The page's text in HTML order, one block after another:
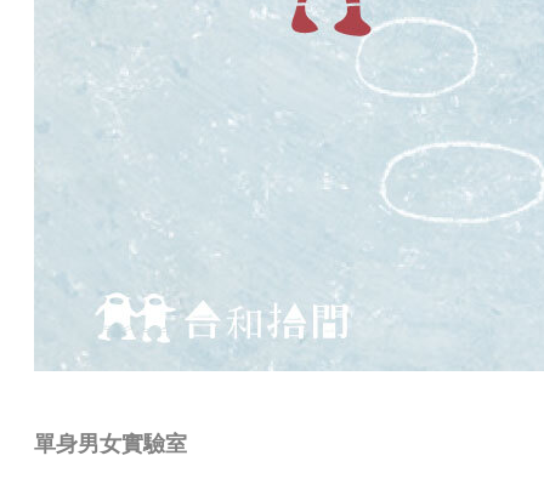
單身男女實驗室